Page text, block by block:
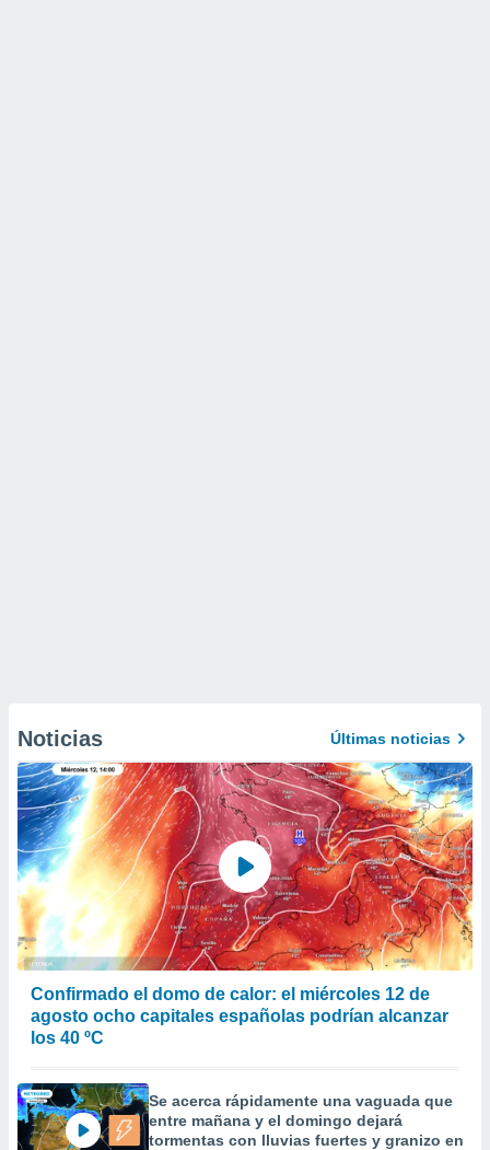
Noticias Últimas noticias
Confirmado el domo de calor: el miércoles 12 de
agosto ocho capitales españolas podrían alcanzar
los 40 ºC
Se acerca rápidamente una vaguada que
entre mañana y el domingo dejará
tormentas con lluvias fuertes y granizo en